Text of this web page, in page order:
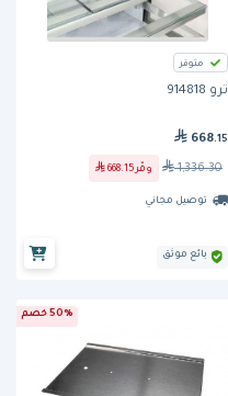
متوفر
ترو 914818
668.15
1,336.30 وفّر 668.15
توصيل مجاني
بائع موثق
50% خصم